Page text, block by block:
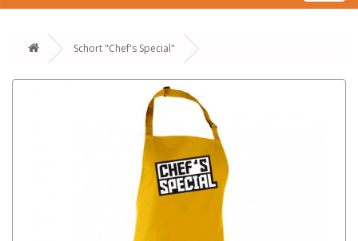
Schort "Chef's Special"